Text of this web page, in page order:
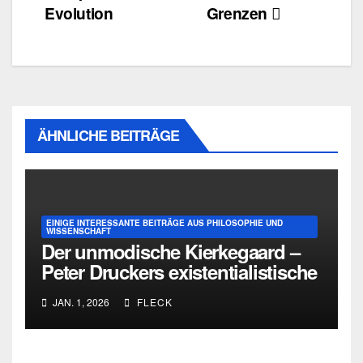
Grenzen
Evolution
ÄHNLICHE BEITRÄGE
EINIGE INTERESSANTE BEITRÄGE AUS PHILOSOPHIE UND
WISSENSCHAFT
Der unmodische Kierkegaard –
Peter Druckers existentialistische
Intervention von 1933
JAN. 1, 2026 FLECK